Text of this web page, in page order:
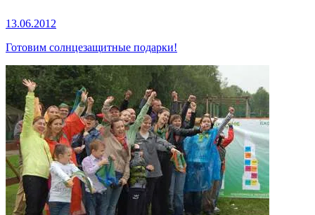
13.06.2012
Готовим солнцезащитные подарки!